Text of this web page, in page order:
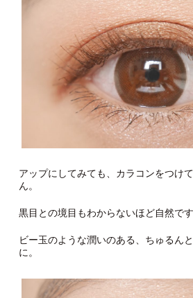
アップにしてみても、カラコンをつけ
ん。
黒目との境目もわからないほど自然です
ビー玉のような潤いのある、ちゅるん
に。